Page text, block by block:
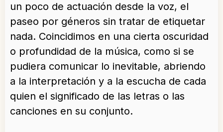
un poco de actuación desde la voz, el
paseo por géneros sin tratar de etiquetar
nada. Coincidimos en una cierta oscuridad
o profundidad de la música, como si se
pudiera comunicar lo inevitable, abriendo
a la interpretación y a la escucha de cada
quien el significado de las letras o las
canciones en su conjunto.